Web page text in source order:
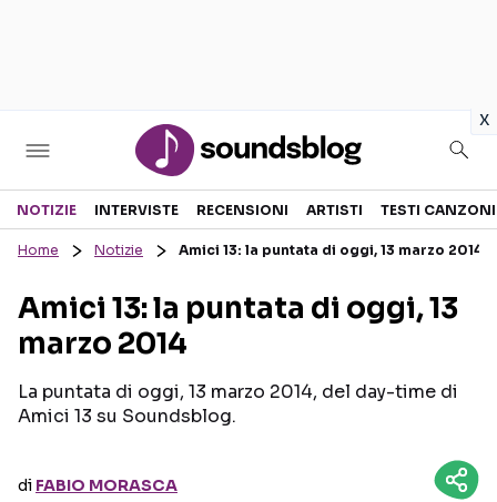
x
Sezioni
RECENSIONI MUSICALI
INTERVISTE
GOSSIP E CURIOSITÀ
TESTI CANZONI
TALENT SHOW
NOTIZIE INTERVISTE RECENSIONI ARTISTI TESTI CANZONI
Home Notizie Amici 13: la puntata di oggi, 13 marzo 2014
Amici 13: la puntata di oggi, 13
marzo 2014
La puntata di oggi, 13 marzo 2014, del day-time di
Amici 13 su Soundsblog.
di FABIO MORASCA